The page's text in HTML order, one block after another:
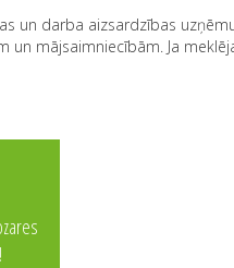
un darba aizsardzības
un mājsaimniecībām. Ja